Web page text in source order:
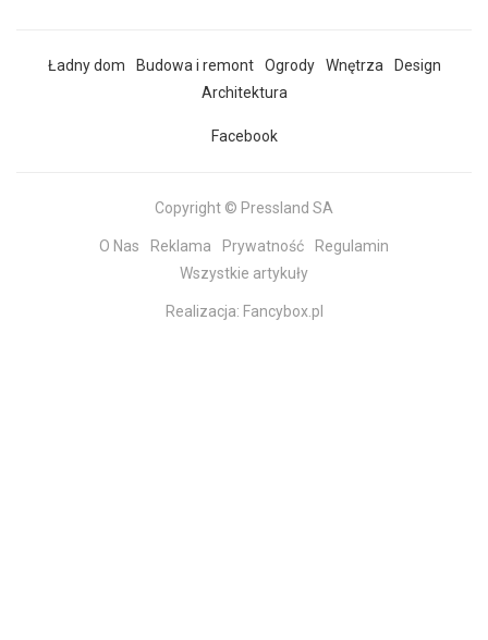
Ładny dom Budowa i remont Ogrody Wnętrza
Design
Architektura
Facebook
Copyright © Pressland SA
O Nas Reklama Prywatność
Regulamin
Wszystkie artykuły
Realizacja: Fancybox.pl